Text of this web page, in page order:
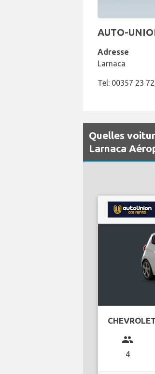
AUTO-
Adresse
Larnaca
Tel: 00357 23
Quelles
Larnaca
group
4